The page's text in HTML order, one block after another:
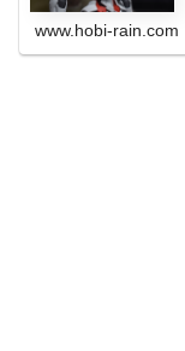
www.hobi-rain.com